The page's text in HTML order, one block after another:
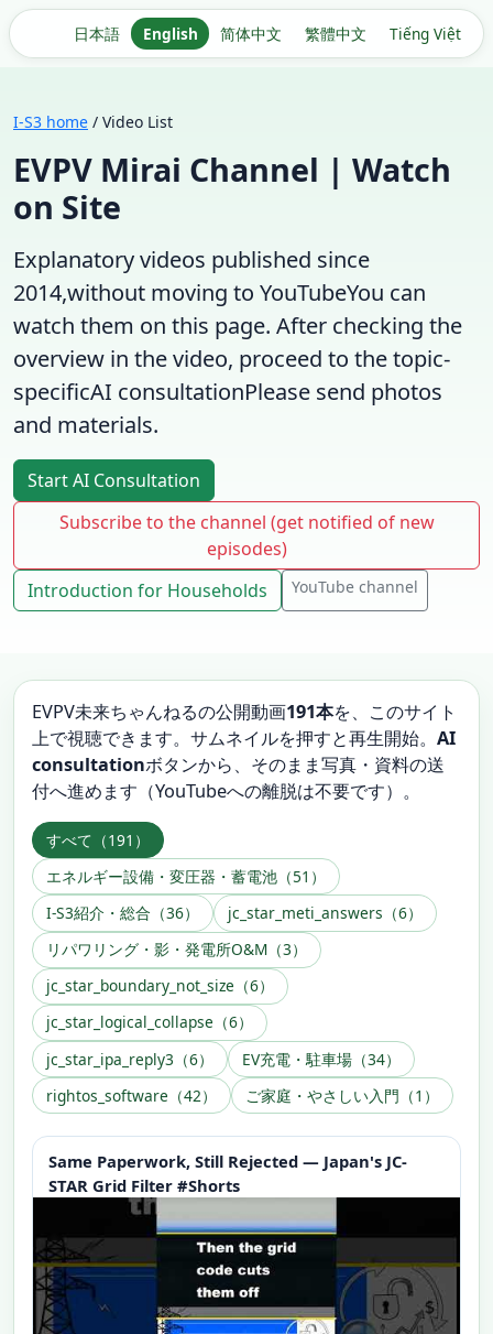
日本語 English 简体中文 繁體中文 Tiếng Việt
I-S3 home / Video List
EVPV Mirai Channel | Watch
on Site
Explanatory videos published since
2014,without moving to YouTubeYou can
watch them on this page. After checking the
overview in the video, proceed to the topic-
specificAI consultationPlease send photos
and materials.
Start AI Consultation
Subscribe to the channel (get notified of new
episodes)
Introduction for Households
YouTube channel
EVPV未来ちゃんねるの公開動画191本を、このサイト
上で視聴できます。サムネイルを押すと再生開始。 AI
consultationボタンから、そのまま写真・資料の送
付へ進めます（YouTubeへの離脱は不要です）。
すべて（191）
エネルギー設備・変圧器・蓄電池（51）
I-S3紹介・総合（36）
jc_star_meti_answers（6）
リパワリング・影・発電所O&M（3）
jc_star_boundary_not_size（6）
jc_star_logical_collapse（6）
jc_star_ipa_reply3（6）
EV充電・駐車場（34）
rightos_software（42）
ご家庭・やさしい入門（1）
Same Paperwork, Still Rejected — Japan's JC-
STAR Grid Filter #Shorts